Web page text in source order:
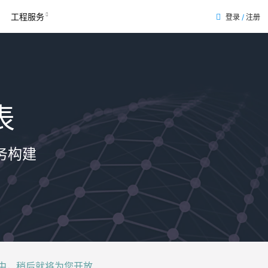
工程服务 登录 / 注册
构建